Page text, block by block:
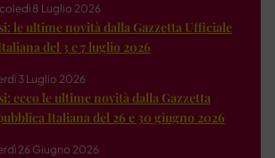
8 Luglio 2026
le ultime novità dalla Gazzetta Ufficiale
del 3 e 7 luglio 2026
3 Luglio 2026
ecco le ultime novità dalla Gazzetta
Italiana del 26 e 30 giugno 2026
26 Giugno 2026